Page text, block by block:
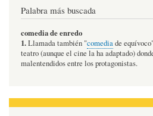
Palabra más buscada
comedia de enredo
1.Llamada también "comediade
teatro (aunque el cine la ha adaptado)
malentendidos entre los protagonistas.